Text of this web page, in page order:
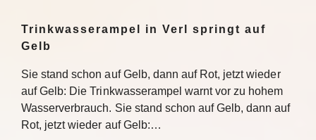
Trinkwasserampel in Verl springt auf
Gelb
Sie stand schon auf Gelb, dann auf Rot, jetzt wieder
auf Gelb: Die Trinkwasserampel warnt vor zu hohem
Wasserverbrauch. Sie stand schon auf Gelb, dann auf
Rot, jetzt wieder auf Gelb:…